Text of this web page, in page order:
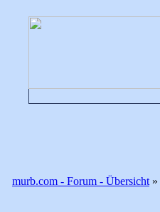
murb.com - Forum - Übersicht »